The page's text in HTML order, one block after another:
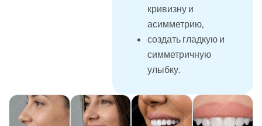
кривизну и
асимметрию,
создать гладкую и
симметричную
улыбку.